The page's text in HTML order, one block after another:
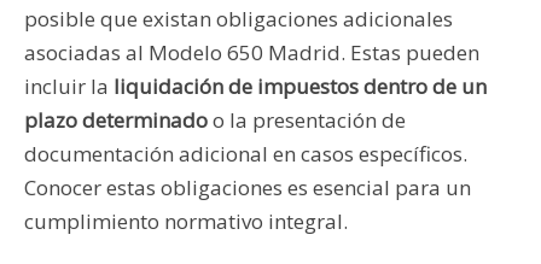
posible que existan obligaciones adicionales
asociadas al Modelo 650 Madrid. Estas pueden
incluir la liquidación de impuestos dentro de un
plazo determinadoo la presentación de
documentación adicional en casos específicos.
Conocer estas obligaciones es esencial para un
cumplimiento normativo integral.